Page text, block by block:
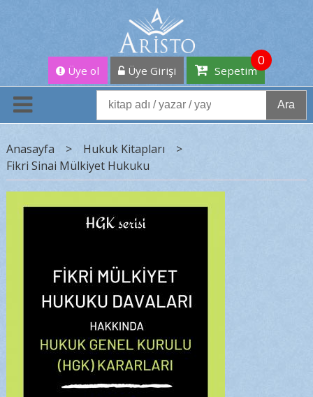
Üye ol Üye Girişi Sepetim
0
Ara
Anasayfa > Hukuk Kitapları
>
Fikri Sinai Mülkiyet Hukuku